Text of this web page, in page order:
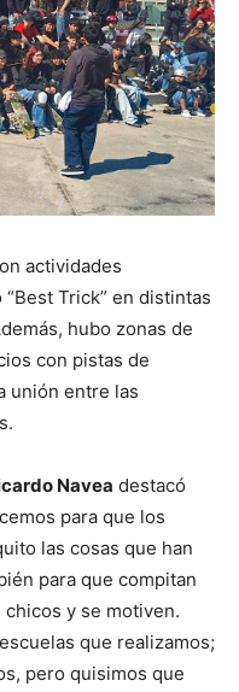
actividades
Trick” en distintas
hubo zonas de
con pistas de
unión entre las
Navea destacó
para que los
las cosas que han
para que compitan
y se motiven.
que realizamos;
pero quisimos que